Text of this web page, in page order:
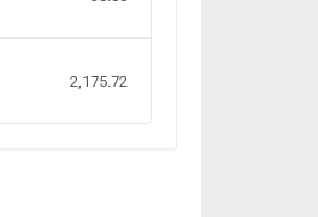
2,175.72